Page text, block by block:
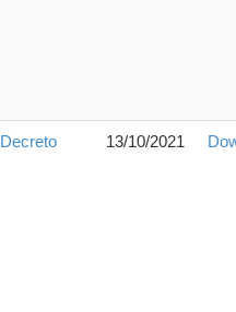
Decreto 13/10/2021